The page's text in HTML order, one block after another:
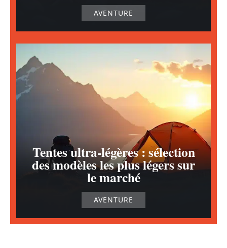
AVENTURE
Tentes ultra-légères : sélection
des modèles les plus légers sur
le marché
AVENTURE